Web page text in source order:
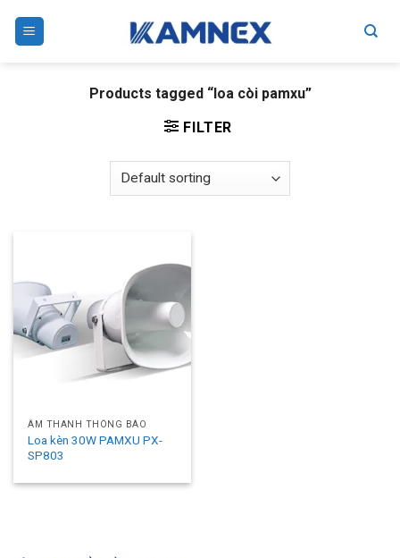
Products tagged “loa còi pamxu”
FILTER
ÂM THANH THÔNG BÁO
Loa kèn 30W PAMXU PX-
SP803